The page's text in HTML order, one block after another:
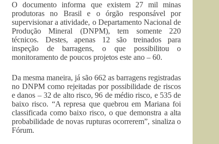
O documento informa que existem 27 mil minas
produtoras no Brasil e o órgão responsável por
supervisionar a atividade, o Departamento Nacional de
Produção Mineral (DNPM), tem somente 220
técnicos. Destes, apenas 12 são treinados para
inspeção de barragens, o que possibilitou o
monitoramento de poucos projetos este ano – 60.
Da mesma maneira, já são 662 as barragens registradas
no DNPM como rejeitadas por possibilidade de riscos
e danos – 32 de alto risco, 96 de médio risco, e 535 de
baixo risco. “A represa que quebrou em Mariana foi
classificada como baixo risco, o que demonstra a alta
probabilidade de novas rupturas ocorrerem”, sinaliza o
Fórum.